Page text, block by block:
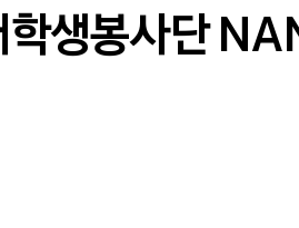
학생봉사단